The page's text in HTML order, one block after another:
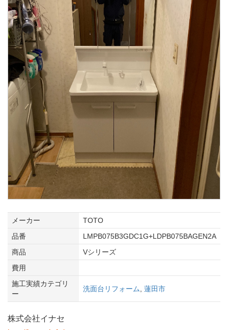
メーカー
TOTO
品番
LMPB075B3GDC1G+LDPB075BAGEN2A
商品
Vシリーズ
費用
施工実績カテゴリ
ー
洗面台リフォーム, 蓮田市
株式会社イナセ